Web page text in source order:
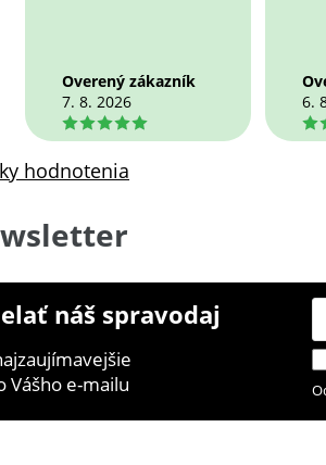
Overený zákazník
7. 8. 2026
5
6.
5
hodnotenia
náš spravodaj
Vášho e-mailu